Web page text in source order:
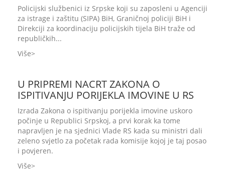
Policijski službenici iz Srpske koji su zaposleni u Agenciji
za istrage i zaštitu (SIPA) BiH, Graničnoj policiji BiH i
Direkciji za koordinaciju policijskih tijela BiH traže od
republičkih...
Više
U PRIPREMI NACRT ZAKONA O
ISPITIVANJU PORIJEKLA IMOVINE U RS
Izrada Zakona o ispitivanju porijekla imovine uskoro
počinje u Republici Srpskoj, a prvi korak ka tome
napravljen je na sjednici Vlade RS kada su ministri dali
zeleno svjetlo za početak rada komisije kojoj je taj posao
i povjeren.
Više